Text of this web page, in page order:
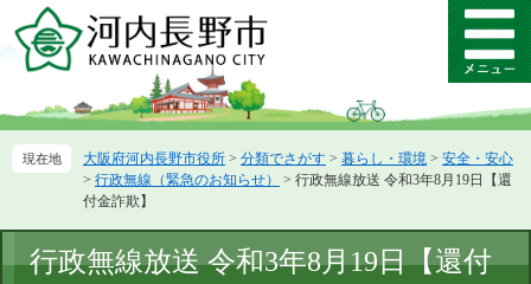
ー
先
ニ
を
本
文
メ
ニ
ー
大阪府河内長野市役所 > 分類でさがす > 暮らし・環境 > 安全・安心
> 行政無線（緊急のお知らせ） > 行政無線放送 令和3年8月19日【還
付金詐欺】
文
行政無線放送 令和3年8月19日【還付